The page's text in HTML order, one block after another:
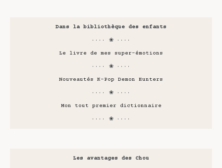
Dans la bibliothèque des enfants
···· ❀ ····
Le livre de mes super-émotions
···· ❀ ····
Nouveautés K-Pop Demon Hunters
···· ❀ ····
Mon tout premier dictionnaire
···· ❀ ····
Les avantages des Chou